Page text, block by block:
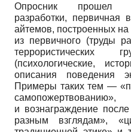
Опросник прошел
разработки, первичная
айтемов, построенных
из первичного (труды
террористических
(психологические,
описания поведения
Примеры таких тем —
и вознаграждение
разным взглядам»,